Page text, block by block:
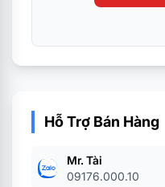
Hỗ Trợ Bán Hàng
Mr. Tài
09176.000.10